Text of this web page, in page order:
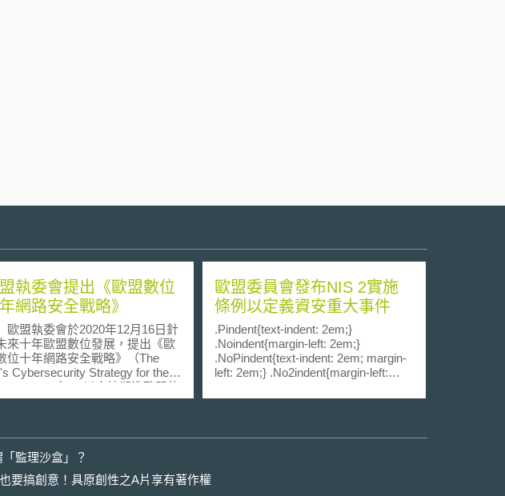
執委會提出《歐盟數位
網路安全戰略》
盟執委會於2020年12月16日針
來十年歐盟數位發展，提出《歐
位十年網路安全戰略》（The
Cybersecurity Strategy for the
Decade），以支持塑造歐盟的
未來（Shaping Europe's Digital
說明應如何加強歐盟共同抵禦面
路攻擊的應變能力，並確保民眾
業都能在可信賴的數位服務中受
歐盟委員會發布NIS 2實施
條例以定義資安重大事件
.Pindent{text-indent: 2em;}
.Noindent{margin-left: 2em;}
.NoPindent{text-indent: 2em; margin-
left: 2em;} .No2indent{margin-left:
margin-left: 3em} .No3indent{margin-
監理沙盒」？
要搞創意！具原創性之A片享有著作權